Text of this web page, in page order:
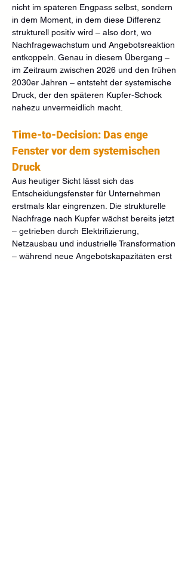
nicht im späteren Engpass selbst, sondern
in dem Moment, in dem diese Differenz
strukturell positiv wird – also dort, wo
Nachfragewachstum und Angebotsreaktion
entkoppeln. Genau in diesem Übergang –
im Zeitraum zwischen 2026 und den frühen
2030er Jahren – entsteht der systemische
Druck, der den späteren Kupfer-Schock
nahezu unvermeidlich macht.
Time-to-Decision: Das enge
Fenster vor dem systemischen
Druck
Aus heutiger Sicht lässt sich das
Entscheidungsfenster für Unternehmen
erstmals klar eingrenzen. Die strukturelle
Nachfrage nach Kupfer wächst bereits jetzt
– getrieben durch Elektrifizierung,
Netzausbau und industrielle Transformation
– während neue Angebotskapazitäten erst